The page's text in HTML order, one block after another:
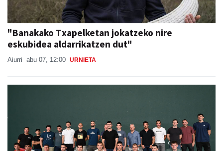
"Banakako Txapelketan jokatzeko nire
eskubidea aldarrikatzen dut"
Aiurri abu 07, 12:00 URNIETA